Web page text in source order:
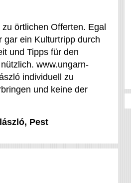
örtlichen Offerten. Egal
gar ein Kulturtripp durch
und Tipps für den
www.ungarn-
individuell zu
und keine der
Pest